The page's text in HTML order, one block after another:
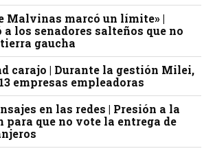
Malvinas marcó un límite» |
los senadores salteños que no
gaucha
carajo | Durante la gestión Milei,
empresas empleadoras
en las redes | Presión a la
para que no vote la entrega de